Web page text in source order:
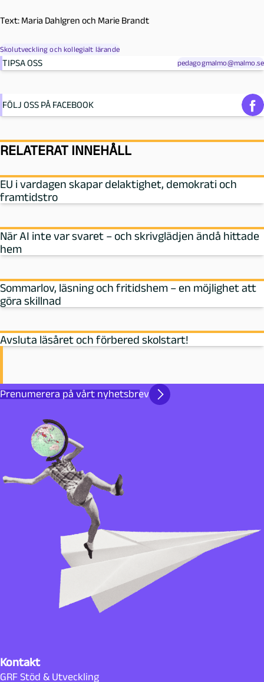
Text: Maria Dahlgren och Marie Brandt
Skolutveckling och kollegialt lärande
TIPSA OSS pedagogmalmo@malmo.se
FÖLJ OSS PÅ FACEBOOK
RELATERAT INNEHÅLL
EU i vardagen skapar delaktighet, demokrati och
framtidstro
När AI inte var svaret – och skrivglädjen ändå hittade
hem
Sommarlov, läsning och fritidshem – en möjlighet att
göra skillnad
Avsluta läsåret och förbered skolstart!
Prenumerera på vårt nyhetsbrev
Kontakt
GRF Stöd & Utveckling